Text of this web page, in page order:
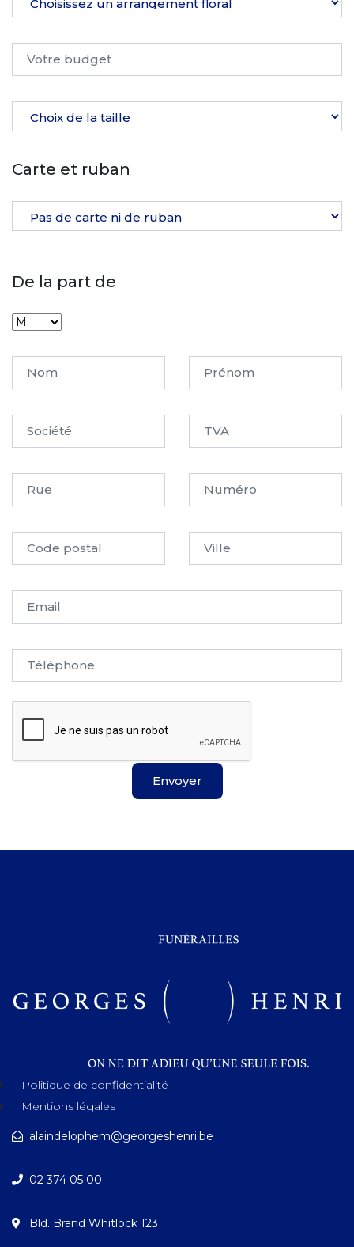
Carte et ruban
De la part de
Politique de confidentialité
Mentions légales
alaindelophem@georgeshenri.be
02 374 05 00
Bld. Brand Whitlock 123